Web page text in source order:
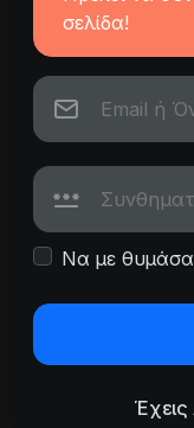
σελίδα!
Να με
Έχεις